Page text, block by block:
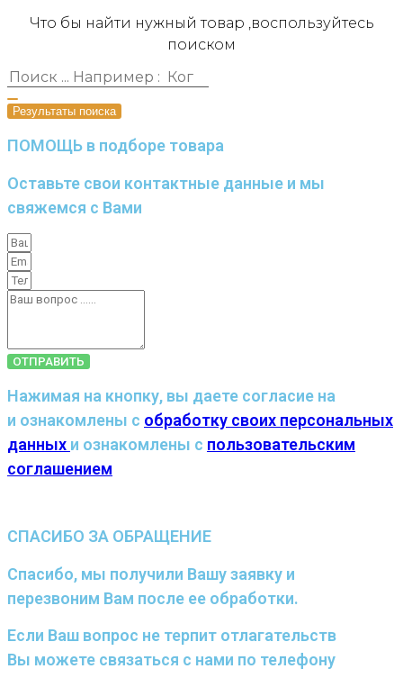
Что бы найти нужный товар ,воспользуйтесь
поиском
Результаты поиска
ПОМОЩЬ в подборе товара
Оставьте свои контактные данные и мы
свяжемся с Вами
ОТПРАВИТЬ
Нажимая на кнопку, вы даете согласие на
и ознакомлены с обработку своих персональных
данных и ознакомлены с пользовательским
соглашением
СПАСИБО ЗА ОБРАЩЕНИЕ
Спасибо, мы получили Вашу заявку и
перезвоним Вам после ее обработки.
Если Ваш вопрос не терпит отлагательств
Вы можете связаться с нами по телефону